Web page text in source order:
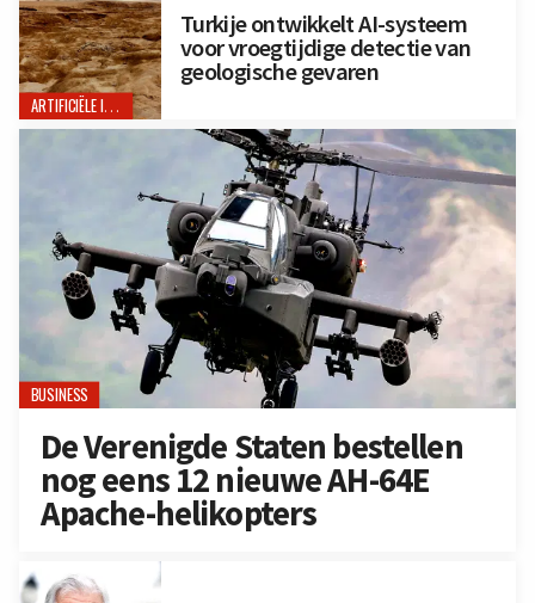
ARTIFICIËLE INTELLIGENTIE
Turkije ontwikkelt AI-systeem
voor vroegtijdige detectie van
geologische gevaren
BUSINESS
De Verenigde Staten bestellen
nog eens 12 nieuwe AH-64E
Apache-helikopters